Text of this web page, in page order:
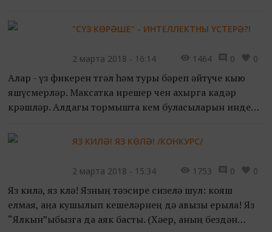
Криштиану Роналдуны..."СҮЗ КӨРӘШЕ" - ИНТЕЛЛЕКТНЫ ҮСТЕРӘ?!
2 марта 2018 - 16:14 1464 0 0
Алар - үз фикерен төгәл һәм туры бәреп әйтүче кыю
яшүсмерләр. Максатка ирешер өчен ахырга кадәр
көрәшләр. Алдагы тормышта кем буласыларын инде
дебатла...
ЯЗ КИЛӘ! ЯЗ КӨЛӘ! /КОНКУРС/
2 марта 2018 - 15:34 1753 0 0
Яз килә, яз көлә! Язның тәэсире сизелә шул: кояш
елмая, аңа кушылып кешеләрнең дә авызы ерыла! Яз
“Ялкын”ыбызга да аяк басты. (Хәер, аның бездән